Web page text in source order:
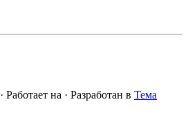
· Работает на · Разработан в Тема